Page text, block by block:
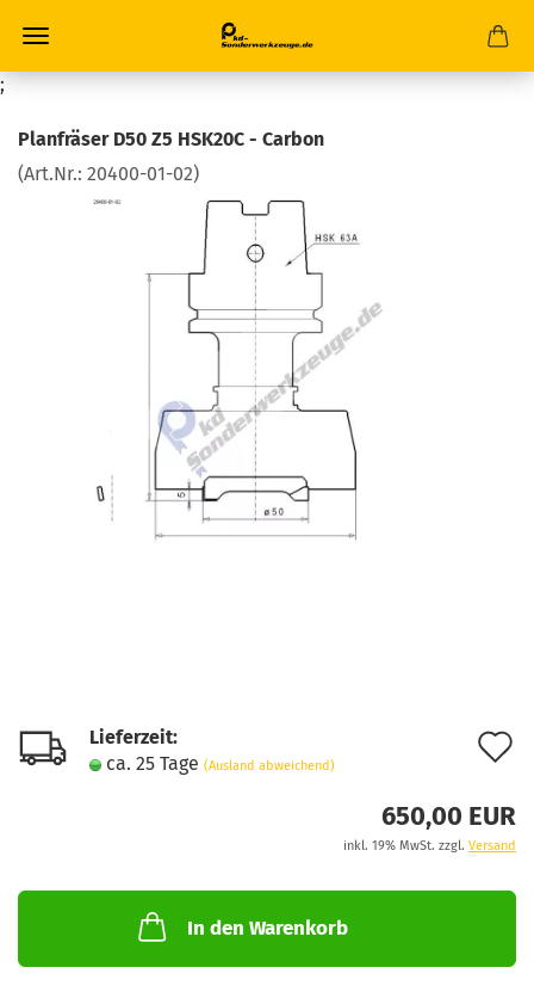
;
Planfräser D50 Z5 HSK20C - Carbon
(Art.Nr.: 20400-01-02)
Lieferzeit:
ca. 25 Tage (Ausland abweichend)
650,00 EUR
inkl. 19% MwSt. zzgl. Versand
In den Warenkorb